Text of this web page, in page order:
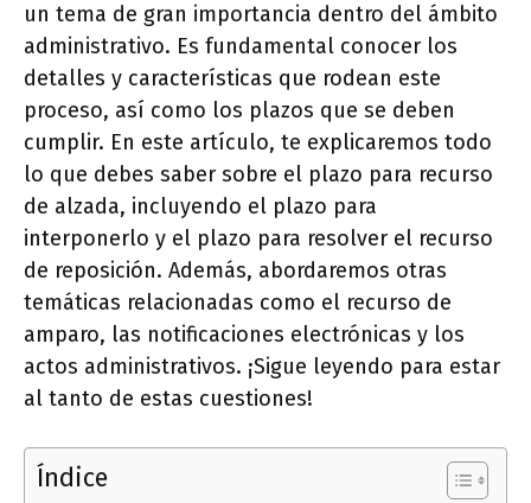
un tema de gran importancia dentro del ámbito
administrativo. Es fundamental conocer los
detalles y características que rodean este
proceso, así como los plazos que se deben
cumplir. En este artículo, te explicaremos todo
lo que debes saber sobre el plazo para recurso
de alzada, incluyendo el plazo para
interponerlo y el plazo para resolver el recurso
de reposición. Además, abordaremos otras
temáticas relacionadas como el recurso de
amparo, las notificaciones electrónicas y los
actos administrativos. ¡Sigue leyendo para estar
al tanto de estas cuestiones!
Índice